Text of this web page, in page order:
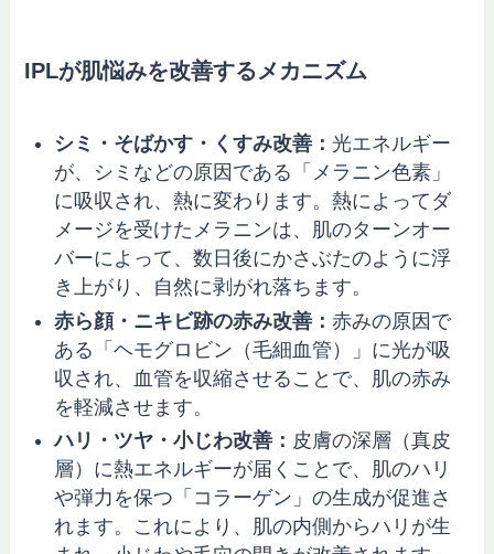
IPLが肌悩みを改善するメカニズム
シミ・そばかす・くすみ改善：光エネルギー
が、シミなどの原因である「メラニン色素」
に吸収され、熱に変わります。熱によってダ
メージを受けたメラニンは、肌のターンオー
バーによって、数日後にかさぶたのように浮
き上がり、自然に剥がれ落ちます。
赤ら顔・ニキビ跡の赤み改善：赤みの原因で
ある「ヘモグロビン（毛細血管）」に光が吸
収され、血管を収縮させることで、肌の赤み
を軽減させます。
ハリ・ツヤ・小じわ改善： 皮膚の深層（真皮
層）に熱エネルギーが届くことで、肌のハリ
や弾力を保つ「コラーゲン」の生成が促進さ
れます。これにより、肌の内側からハリが生